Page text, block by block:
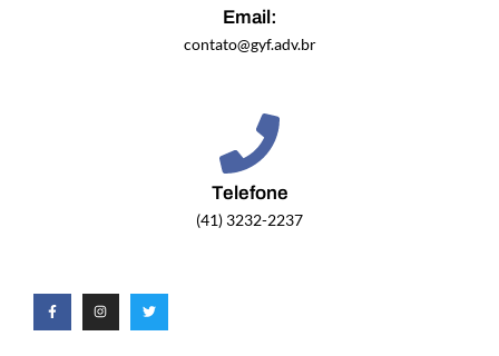
Email:
contato@gyf.adv.br
Telefone
(41) 3232-2237